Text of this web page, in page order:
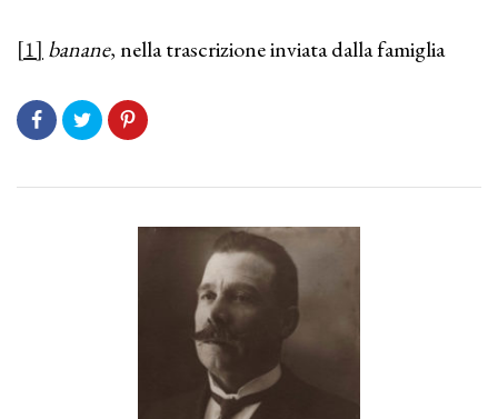
[1] banane, nella trascrizione inviata dalla famiglia